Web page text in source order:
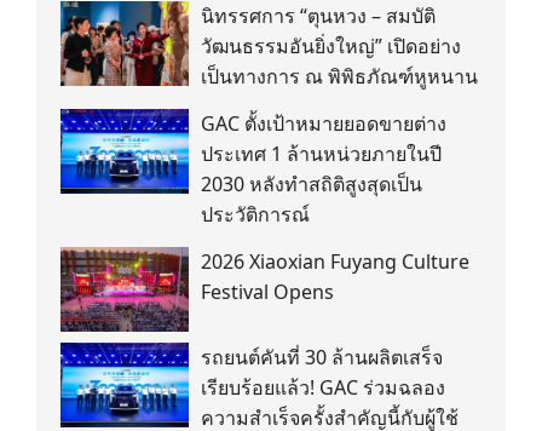
นิทรรศการ “ตุนหวง – สมบัติ
วัฒนธรรมอันยิ่งใหญ่” เปิดอย่าง
เป็นทางการ ณ พิพิธภัณฑ์หูหนาน
GAC ตั้งเป้าหมายยอดขายต่าง
ประเทศ 1 ล้านหน่วยภายในปี
2030 หลังทำสถิติสูงสุดเป็น
ประวัติการณ์
2026 Xiaoxian Fuyang Culture
Festival Opens
รถยนต์คันที่ 30 ล้านผลิตเสร็จ
เรียบร้อยแล้ว! GAC ร่วมฉลอง
ความสำเร็จครั้งสำคัญนี้กับผู้ใช้